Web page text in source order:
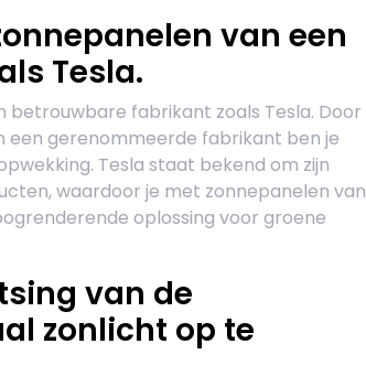
van een
Tesla.
betrouwbare fabrikant zoals Tesla. Door
een gerenommeerde fabrikant ben je
Tesla staat bekend om zijn
waardoor je met zonnepanelen van
oplossing voor groene
van de
zonlicht op te